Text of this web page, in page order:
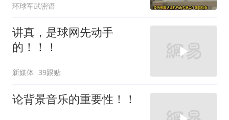
环球军武密语
讲真，是球网先动手
的！！！
新媒体 39跟贴
论背景音乐的重要性！！